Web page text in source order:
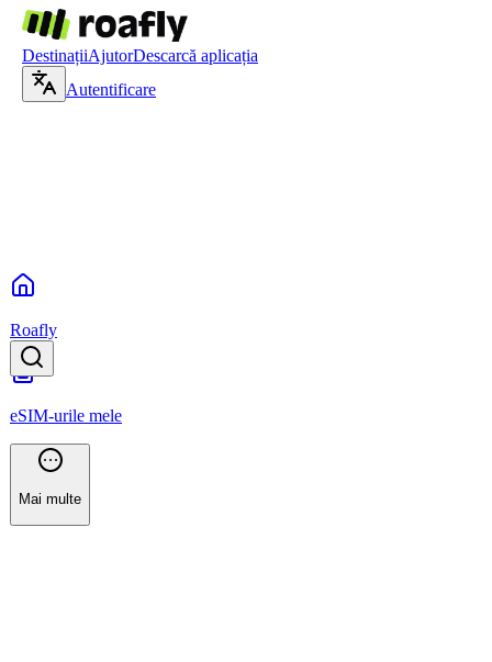
DestinațiiAjutorDescarcă aplicația
Autentificare
Roafly
eSIM-urile mele
Mai multe